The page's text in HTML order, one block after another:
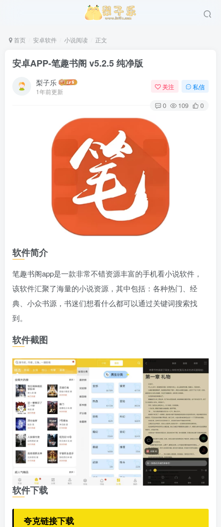
首页 安卓软件 小说阅读 正文
安卓APP-笔趣书阁 v5.2.5 纯净版
梨子乐
1年前更新
关注 私信
0 109 0
软件简介
笔趣书阁app是一款非常不错资源丰富的手机看小说软件，
该软件汇聚了海量的小说资源，其中包括：各种热门、经
典、小众书源，书迷们想看什么都可以通过关键词搜索找
到。
软件截图
软件下载
夸克链接下载